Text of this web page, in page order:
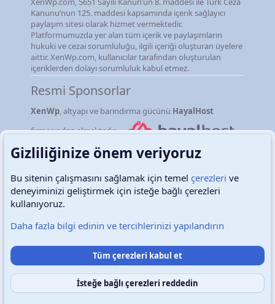
Kanunu’nun 125. maddesi kapsamında içerik sağlayıcı
paylaşım sitesi olarak hizmet vermektedir.
Platformumuzda yer alan tüm içerik ve paylaşımların
hukuki ve cezai sorumluluğu, ilgili içeriği oluşturan üyelere
aittir. XenWp.com, kullanıcılar tarafından oluşturulan
içeriklerden dolayı sorumluluk kabul etmez.
Resmi Sponsorlar
XenWp, altyapı ve barındırma gücünü HayalHost
firmasından almaktadır.
Türkçe (TR) Çerezler
Destek talepleri Bize ulaşın Şartlar ve kurallar
Gizlilik politikası Yardım Ana sayfa
S
Copyright © 2026 XenWp Telif Hakları Saklıdır
Gizliliğinize önem veriyoruz
Bu sitenin çalışmasını sağlamak için temel çerezleri ve
deneyiminizi geliştirmek için isteğe bağlı çerezleri
kullanıyoruz.
Daha fazla bilgi edinin ve tercihlerinizi yapılandırın
Tüm çerezleri kabul et
İsteğe bağlı çerezleri reddedin